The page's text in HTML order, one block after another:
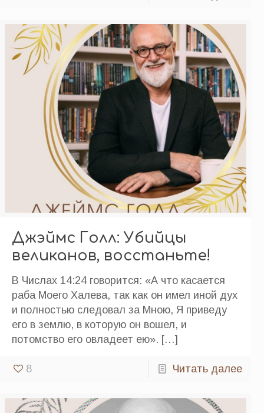
Джэймс Голл: Убийцы
великанов, восстаньте!
В Числах 14:24 говорится: «А что касается
раба Моего Халева, так как он имел иной дух
и полностью следовал за Мною, Я приведу
его в землю, в которую он вошел, и
потомство его овладеет ею». […]
8 Читать далее